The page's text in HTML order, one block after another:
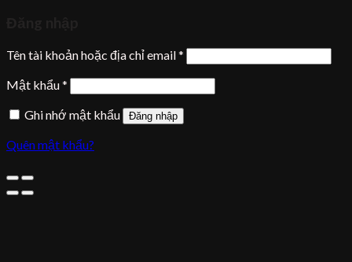
Tên tài khoản hoặc địa chỉ email*
Mật khẩu*
Ghi nhớ mật khẩu
Đăng nhập
Quên mật khẩu?